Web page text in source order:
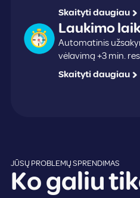
Skaityti daugiau
Laukimo
Automatinis
vėlavimą +3 min.
Skaityti daugiau
JŪSŲ PROBLEMŲ SPRENDIMAS
Ko galiu